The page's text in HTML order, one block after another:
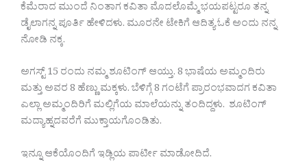
ಕೆಮೆರಾದ ಮುಂದೆ ನಿಂತಾಗ ಕವಿತಾ ಮೊದಲೊಮ್ಮೆ ಭಯಪಟ್ಟರೂ ತನ್ನ
ಡೈಲಾಗನ್ನ ಪೂರ್ತಿ ಹೇಳಿದಳು. ಮೂರನೇ ಟೇಕಿಗೆ ಆದಿತ್ಯ ಓಕೆ ಅಂದು ನನ್ನ
ನೋಡಿ ನಕ್ಕ.
ಅಗಸ್ಟ್ 15 ರಂದು ನಮ್ಮ ಶೂಟಿಂಗ್ ಆಯ್ತು. 8 ಭಾಷೆಯ ಅಮ್ಮಂದಿರು
ಮತ್ತು ಅವರ 8 ಹೆಣ್ಣು ಮಕ್ಕಳು. ಬೆಳಿಗ್ಗೆ 8 ಗಂಟೆಗೆ ಪ್ರಾರಂಭವಾದಗ ಕವಿತಾ
ಎಲ್ಲಾ ಅಮ್ಮಂದಿರಿಗೆ ಮಲ್ಲಿಗೆಯ ಮಾಲೆಯನ್ನು ತಂದಿದ್ದಳು. ಶೂಟಿಂಗ್
ಮದ್ಯಾಹ್ನದವರೆಗೆ ಮುಕ್ತಾಯಗೊಂಡಿತು.
ಇನ್ನೂ ಆಕೆಯೊಂದಿಗೆ ಇಡ್ಲಿಯ ಪಾರ್ಟೀ ಮಾಡೋದಿದೆ.